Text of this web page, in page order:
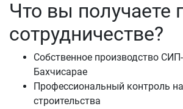
Что вы получаете
сотрудничестве?
Собственное производство
Бахчисарае
Профессиональный контроль
строительства